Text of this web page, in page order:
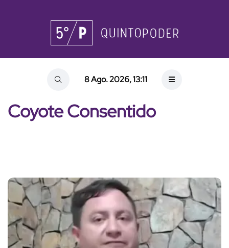
8 Ago. 2026, 13:11
Coyote Consentido